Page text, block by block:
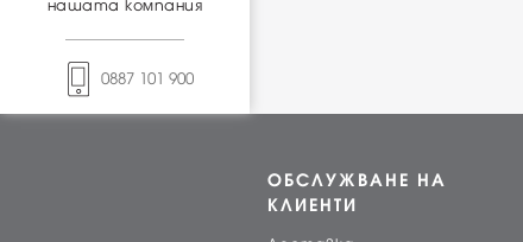
нашата компания
0887 101 900
ОБСЛУЖВАНЕ НА
КЛИЕНТИ